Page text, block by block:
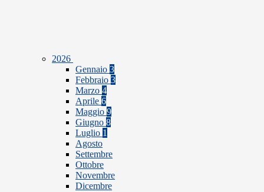
2026
Gennaio 3
Febbraio 3
Marzo 4
Aprile 6
Maggio 9
Giugno 8
Luglio 1
Agosto
Settembre
Ottobre
Novembre
Dicembre